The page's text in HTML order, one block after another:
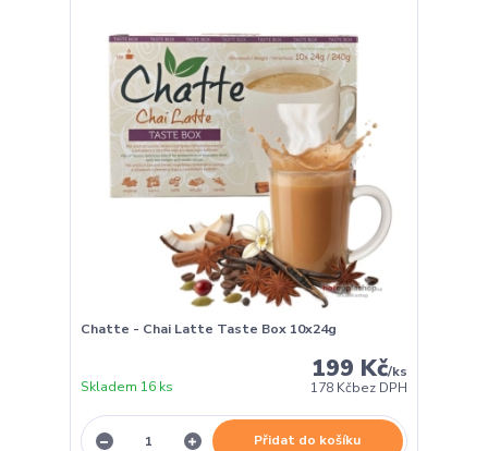
Chatte - Chai Latte Taste Box 10x24g
199 Kč/ks
178 Kčbez DPH
Skladem 16 ks
Přidat do košíku